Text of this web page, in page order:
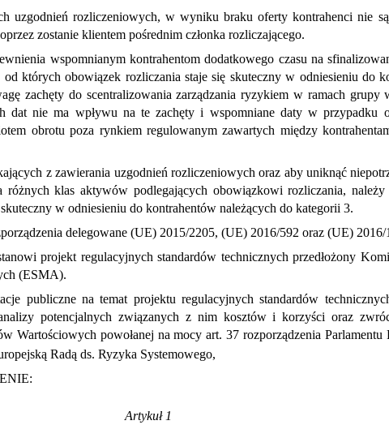
uzgodnień rozliczeniowych, w wyniku braku oferty kontrahenci nie
zostanie klientem pośrednim członka rozliczającego.
wspomnianym kontrahentom dodatkowego czasu na
których obowiązek rozliczania staje się skuteczny w odniesieniu do
zachęty do scentralizowania zarządzania ryzykiem w ramach grupy
dat nie ma wpływu na te zachęty i wspomniane daty w przypadku
obrotu poza rynkiem regulowanym zawartych między
z zawierania uzgodnień rozliczeniowych oraz aby uniknąć
różnych klas aktywów podlegających obowiązkowi rozliczania,
w odniesieniu do kontrahentów należących do kategorii 3.
delegowane (UE) 2015/2205, (UE) 2016/592 oraz (UE) 2016/
projekt regulacyjnych standardów technicznych przedłożony
(ESMA).
publiczne na temat projektu regulacyjnych standardów
analizy potencjalnych związanych z nim kosztów i korzyści oraz
Wartościowych powołanej na mocy art. 37 rozporządzenia
Radą ds. Ryzyka Systemowego,
Artykuł 1